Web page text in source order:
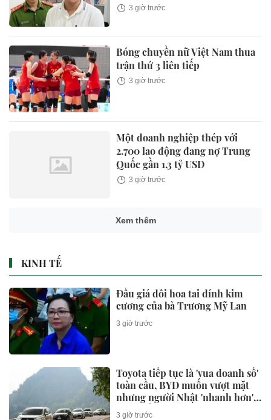
3 giờ trước
Bóng chuyền nữ Việt Nam thua
trận thứ 3 liên tiếp
3 giờ trước
Một doanh nghiệp thép với
2.700 lao động đang nợ Trung
Quốc gần 1,3 tỷ USD
3 giờ trước
Xem thêm
KINH TẾ
Đấu giá đôi hoa tai đính kim
cương của bà Trương Mỹ Lan
3 giờ trước
Toyota tiếp tục là 'vua doanh số'
toàn cầu, BYD muốn vượt mặt
nhưng người Nhật 'nhanh hơn' ở
một điểm
3 giờ trước